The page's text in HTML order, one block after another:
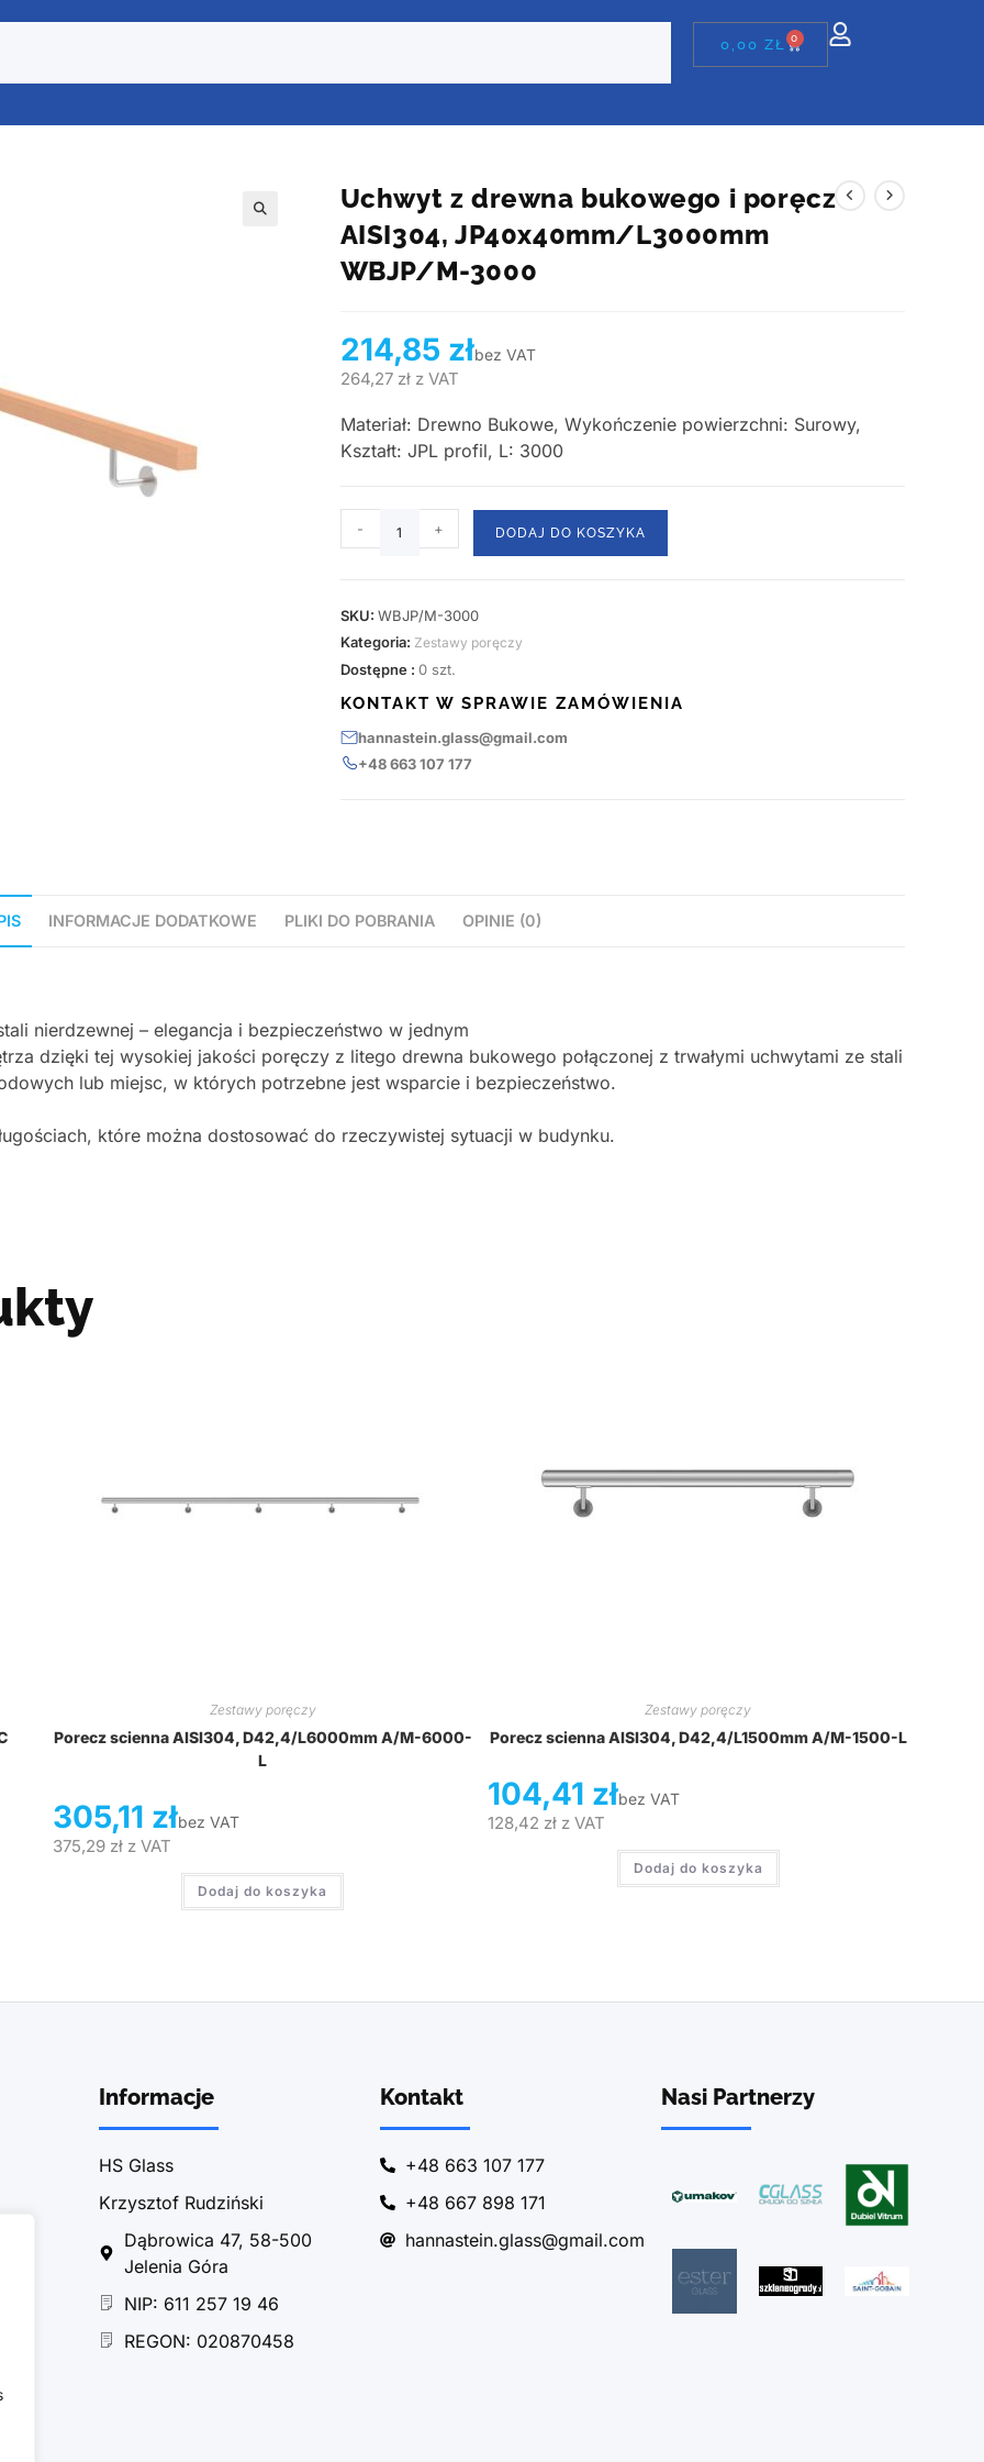
0,00ZŁ 0
Uchwyt z drewna bukowego i poręcz
AISI304, JP40x40mm/L3000mm
WBJP/M-3000
214,85 złbez VAT
264,27 złz VAT
Materiał: Drewno Bukowe, Wykończenie powierzchni: Surowy,
Kształt: JPL profil, L: 3000
- + DODAJ DO KOSZYKA
SKU: WBJP/M-3000
Kategoria: Zestawy poręczy
Dostępne : 0 szt.
KONTAKT W SPRAWIE ZAMÓWIENIA
hannastein.glass@gmail.com
+48 663 107 177
INFORMACJE DODATKOWE PLIKI DO POBRANIA OPINIE (0)
nierdzewnej – elegancja i bezpieczeństwo w jednym
dzięki tej wysokiej jakości poręczy z litego drewna bukowego połączonej z trwałymi uchwytami ze stali
lub miejsc, w których potrzebne jest wsparcie i bezpieczeństwo.
które można dostosować do rzeczywistej sytuacji w budynku.
Zestawy poręczy
Porecz scienna AISI304, D42,4/L6000mm A/M-6000-
L
305,11 złbez VAT
375,29 złz VAT
Dodaj do koszyka
Zestawy poręczy
Porecz scienna AISI304, D42,4/L1500mm A/M-1500-L
104,41 złbez VAT
128,42 złz VAT
Dodaj do koszyka
Informacje
HS Glass
Krzysztof Rudziński
Dąbrowica 47, 58-500
Jelenia Góra
NIP: 611 257 19 46
REGON: 020870458
Kontakt
+48 663 107 177
+48 667 898 171
hannastein.glass@gmail.com
Nasi Partnerzy